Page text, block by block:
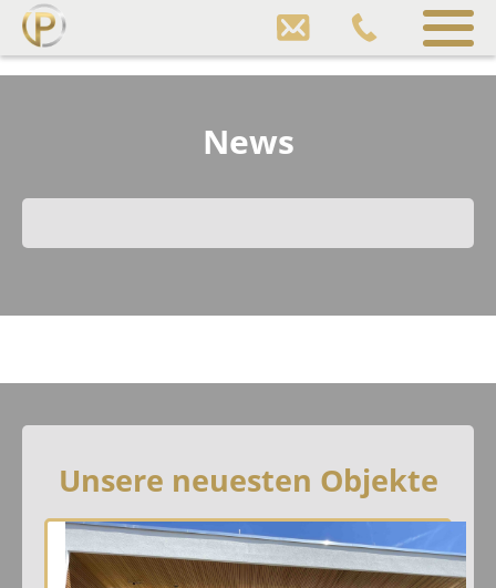
Pfund
Gewerbeimmobilien
News
Unsere neuesten Objekte